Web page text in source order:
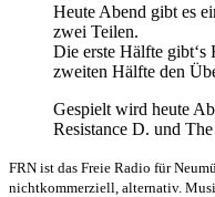
Heute Abend gibt es
zwei Teilen.
Die erste Hälfte gibt‘s
zweiten Hälfte den
Gespielt wird heute
Resistance D. und
FRN ist das Freie Radio für
nichtkommerziell, alternativ.